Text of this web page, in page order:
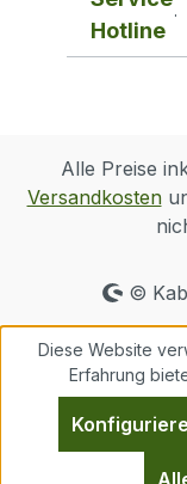
Hotline
Alle Preise
Versandkosten
©
Diese Website
Erfahrung